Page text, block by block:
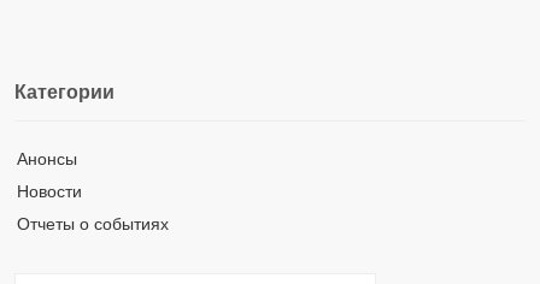
Категории
Анонсы
Новости
Отчеты о событиях